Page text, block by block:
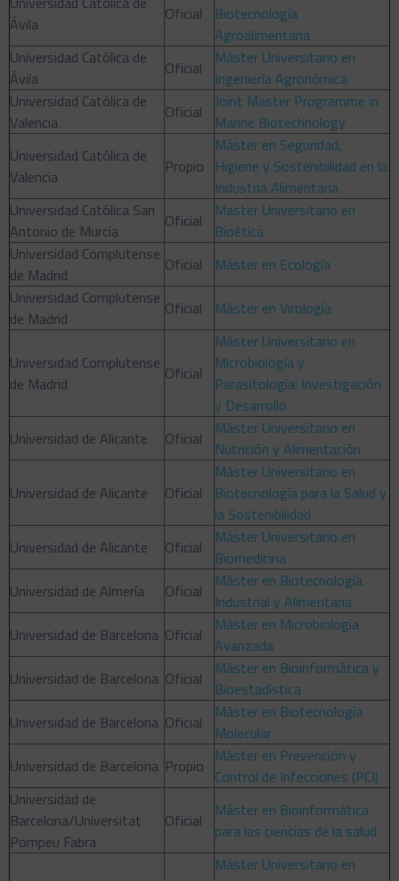
Ávila
Oficial
Biotecnología
Agroalimentaria
Universidad Católica de
Ávila
Oficial
Máster Universitario en
Ingeniería Agronómica
Universidad Católica de
Valencia
Oficial
Joint Master Programme in
Marine Biotechnology
Universidad Católica de
Valencia
Propio
Máster en Seguridad,
Higiene y Sostenibilidad en la
Industria Alimentaria
Universidad Católica San
Antonio de Murcia
Oficial
Master Universitario en
Bioética
Universidad Complutense
de Madrid
Oficial
Máster en Ecología
Universidad Complutense
de Madrid
Oficial Máster en Virología
Universidad Complutense
de Madrid
Oficial
Máster Universitario en
Microbiología y
Parasitología: Investigación
y Desarrollo
Universidad de Alicante
Oficial
Máster Universitario en
Nutrición y Alimentación
Universidad de Alicante Oficial
Máster Universitario en
Biotecnología para la Salud y
la Sostenibilidad
Universidad de Alicante
Oficial
Máster Universitario en
Biomedicina
Universidad de Almería
Oficial
Máster en Biotecnología
Industrial y Alimentaria
Universidad de Barcelona Oficial
Máster en Microbiología
Avanzada
Universidad de Barcelona Oficial
Máster en Bioinformática y
Bioestadística
Universidad de Barcelona Oficial
Máster en Biotecnología
Molecular
Universidad de Barcelona Propio
Máster en Prevención y
Control de Infecciones (PCI)
Universidad de
Barcelona/Universitat
Pompeu Fabra
Oficial
Máster en Bioinformática
para las ciencias de la salud
Máster Universitario en